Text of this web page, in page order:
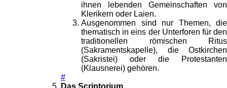
ihnen lebenden Gemeinschaften von
Klerikern oder Laien.
Ausgenommen sind nur Themen, die
thematisch in eins der Unterforen für den
traditionellen römischen Ritus
(Sakramentskapelle), die Ostkirchen
(Sakristei) oder die Protestanten
(Klausnerei) gehören.
#